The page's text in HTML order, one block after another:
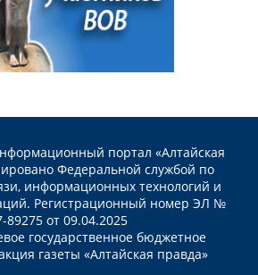
портал «Алтайская
Федеральной службой по
информационных технологий и
Регистрационный номер ЭЛ №
89275 от 09.04.2025
государственное бюджетное
газеты «Алтайская правда»